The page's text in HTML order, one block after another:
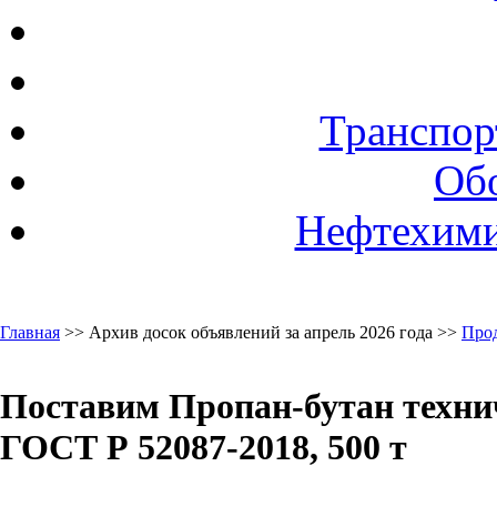
Главная >> Архив досок объявлений за апрель 2026 года >>
Поставим Пропан-бутан
ГОСТ Р 52087-2018, 500 т